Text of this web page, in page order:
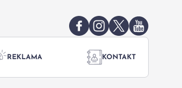
REKLAMA KONTAKT